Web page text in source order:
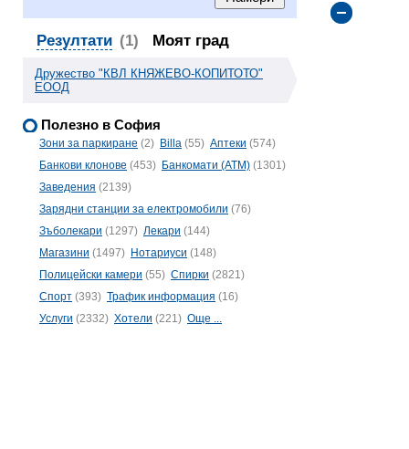
Резултати (1) Моят град
Дружество "КВЛ КНЯЖЕВО-КОПИТОТО"
ЕООД
Полезно в София
Зони за паркиране (2) Billa (55) Аптеки (574)
Банкови клонове (453) Банкомати (ATM) (1301)
Заведения (2139)
Зарядни станции за електромобили (76)
Зъболекари (1297) Лекари (144)
Магазини (1497) Нотариуси (148)
Полицейски камери (55) Спирки (2821)
Спорт (393) Трафик информация (16)
Услуги (2332) Хотели (221) Още ...